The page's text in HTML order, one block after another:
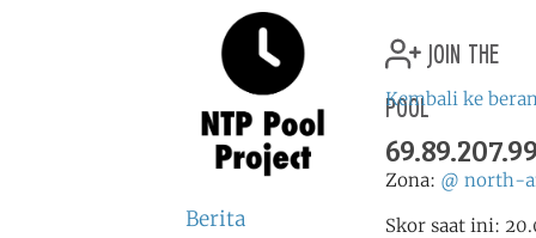
Berita
join the
pool
Kembali ke
Zona: @ north-
Skor saat ini: